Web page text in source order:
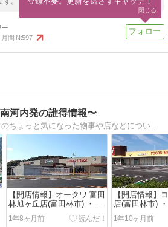
月間IN:597
河内発の誰得情報〜
南河内在住の私が日常のちょっと気になった物事や店などについて記した雑記帳です。
【開店情報】オークワ 富田
林旭ヶ丘店(富田林市) ・あ
の“喜志駅周辺”に大型スー
パーがオープン
1年8ヶ月前
【開店情報】
店(富田林市)
ホール(富田林
南側にオープン
1年10ヶ月前
閉じる